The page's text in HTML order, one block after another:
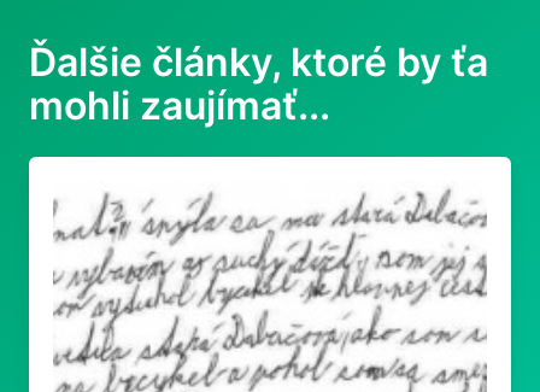
Ďalšie články, ktoré by ťa
mohli zaujímať...